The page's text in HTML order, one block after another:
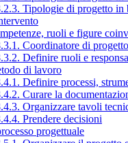
Tipologie di progetto in
ruoli e figure
Coordinatore di progetto
Definire ruoli e
di lavoro
Definire processi,
Curare la
Organizzare tavoli
Prendere decisioni
progettuale